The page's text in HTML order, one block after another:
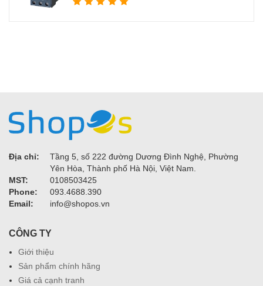
Địa chỉ:
Tầng 5, số 222 đường Dương Đình Nghệ, Phường
Yên Hòa, Thành phố Hà Nội, Việt Nam.
MST:
0108503425
Phone:
093.4688.390
Email:
info@shopos.vn
CÔNG TY
Giới thiệu
Sản phẩm chính hãng
Giá cả cạnh tranh